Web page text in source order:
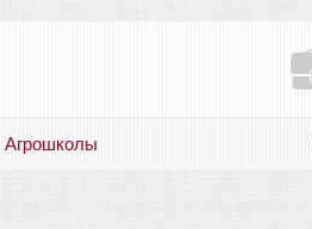
Агрошколы